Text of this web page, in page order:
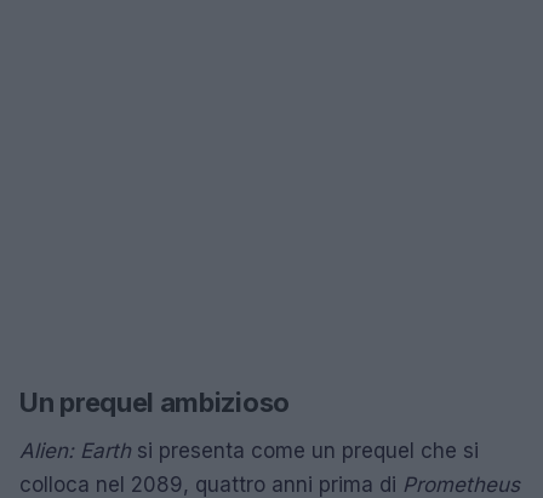
Un prequel ambizioso
Alien: Earth si presenta come un prequel che si
colloca nel 2089, quattro anni prima di Prometheus